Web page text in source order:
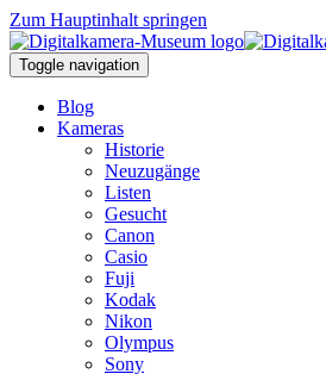
Zum Hauptinhalt springen
Toggle navigation
Blog
Kameras
Historie
Neuzugänge
Listen
Gesucht
Canon
Casio
Fuji
Kodak
Nikon
Olympus
Sony